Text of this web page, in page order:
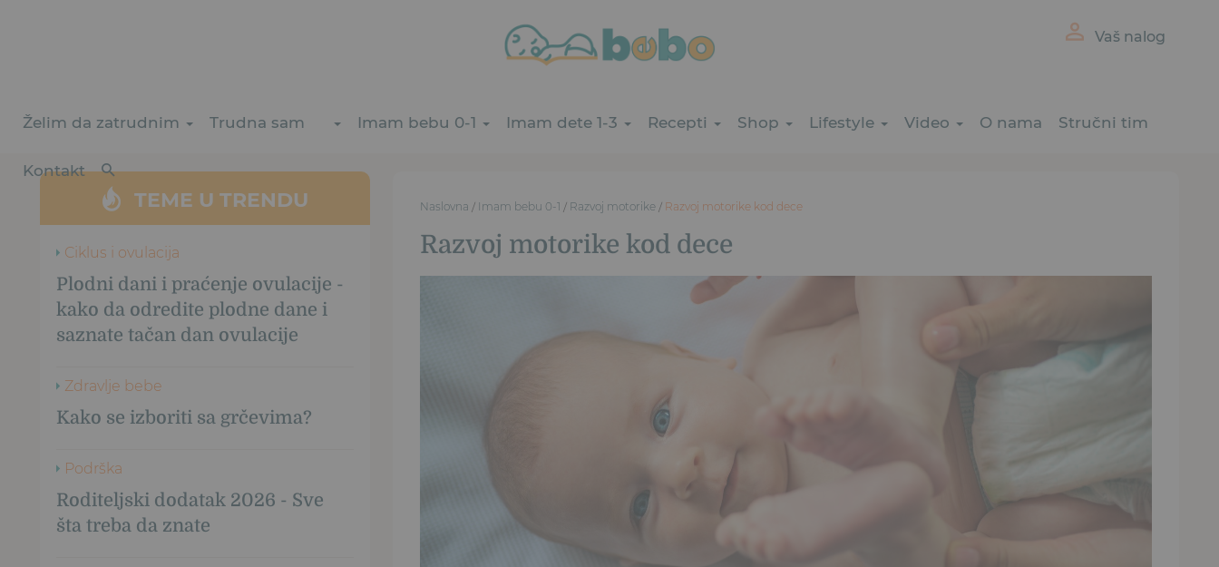
Vaš nalog
Želim da zatrudnim Trudna sam Imam bebu 0-1 Imam dete 1-3 Recepti Shop Lifestyle Video O nama Stručni tim
Kontakt
TEME U TRENDU
Ciklus i ovulacija
Plodni dani i praćenje ovulacije -
kako da odredite plodne dane i
saznate tačan dan ovulacije
Zdravlje bebe
Kako se izboriti sa grčevima?
Podrška
Roditeljski dodatak 2026 - Sve
šta treba da znate
Naslovna / Imam bebu 0-1 / Razvoj motorike / Razvoj motorike kod dece
Razvoj motorike kod dece